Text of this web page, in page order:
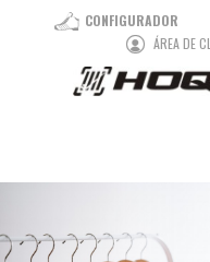
CONFIGURADOR
ÁREA DE